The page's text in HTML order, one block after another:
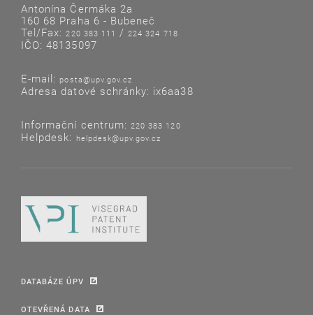
Antonína Čermáka 2a
160 68 Praha 6 - Bubeneč
Tel/Fax:220 383 111 /224 324 718
IČO: 48135097
E-mail: posta@upv.gov.cz
Adresa datové schránky: ix6aa38
Informační centrum: 220 383 120
Helpdesk: helpdesk@upv.gov.cz
DATABÁZE ÚPV
OTEVŘENÁ DATA